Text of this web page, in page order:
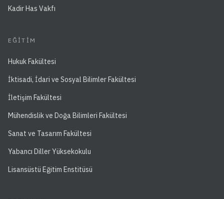
Kadir Has Vakfı
EĞITIM
Hukuk Fakültesi
İktisadi, İdari ve Sosyal Bilimler Fakültesi
İletişim Fakültesi
Mühendislik ve Doğa Bilimleri Fakültesi
Sanat ve Tasarım Fakültesi
Yabancı Diller Yüksekokulu
Lisansüstü Eğitim Enstitüsü